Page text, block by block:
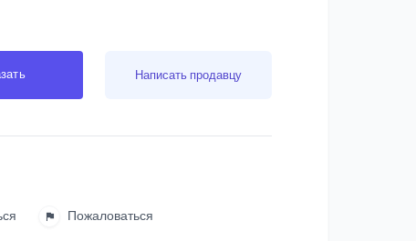
Написать продавцу
Пожаловаться